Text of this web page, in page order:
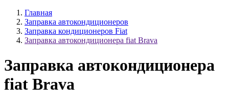
Главная
Заправка автокондиционеров
Заправка кондиционеров Fiat
Заправка автокондиционера fiat Brava
Заправка автокондиционера
fiat Brava